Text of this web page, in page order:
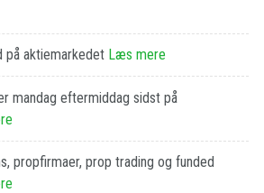
på aktiemarkedet Læs mere
mandag eftermiddag sidst på
propfirmaer, prop trading og funded